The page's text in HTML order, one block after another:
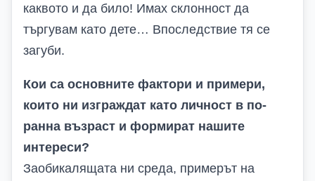
каквото и да било! Имах склонност да
търгувам като дете… Впоследствие тя се
загуби.
Кои са основните фактори и примери,
които ни изграждат като личност в по-
ранна възраст и формират нашите
интереси?
Заобикалящата ни среда, примерът на